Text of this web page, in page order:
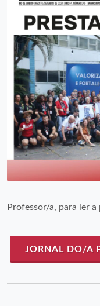
Professor/a, para ler
JORNAL DO/A